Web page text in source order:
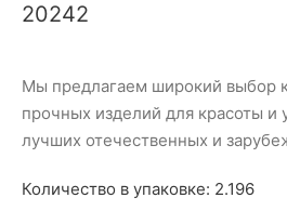
20242
Мы предлагаем широкий выбор
прочных изделий для красоты и
лучших отечественных и
Количество в упаковке: 2.196